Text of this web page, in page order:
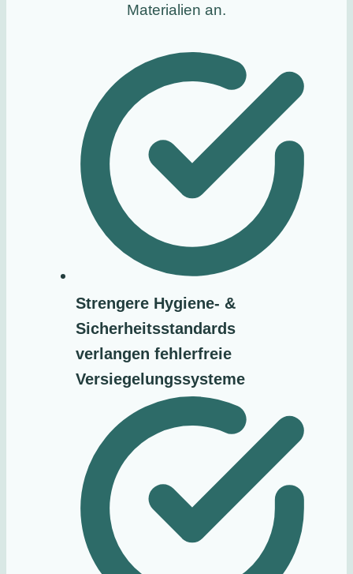
Materialien an.
Strengere Hygiene- &
Sicherheitsstandards
verlangen fehlerfreie
Versiegelungssysteme